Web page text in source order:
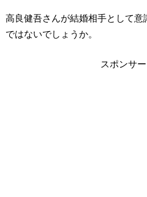
高良健吾さんが結婚相手として
ではないでしょうか。
スポンサ